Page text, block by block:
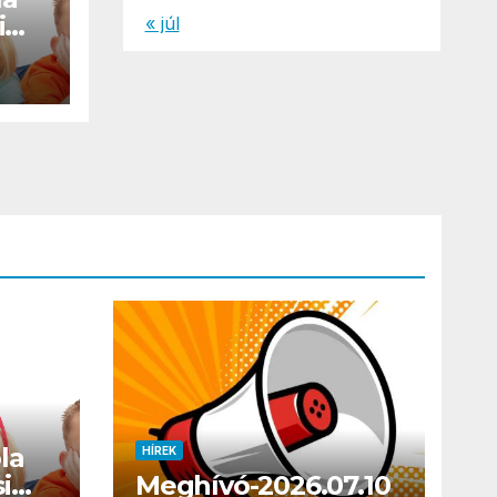
« júl
HÍREK
Meghívó-2026.07.10